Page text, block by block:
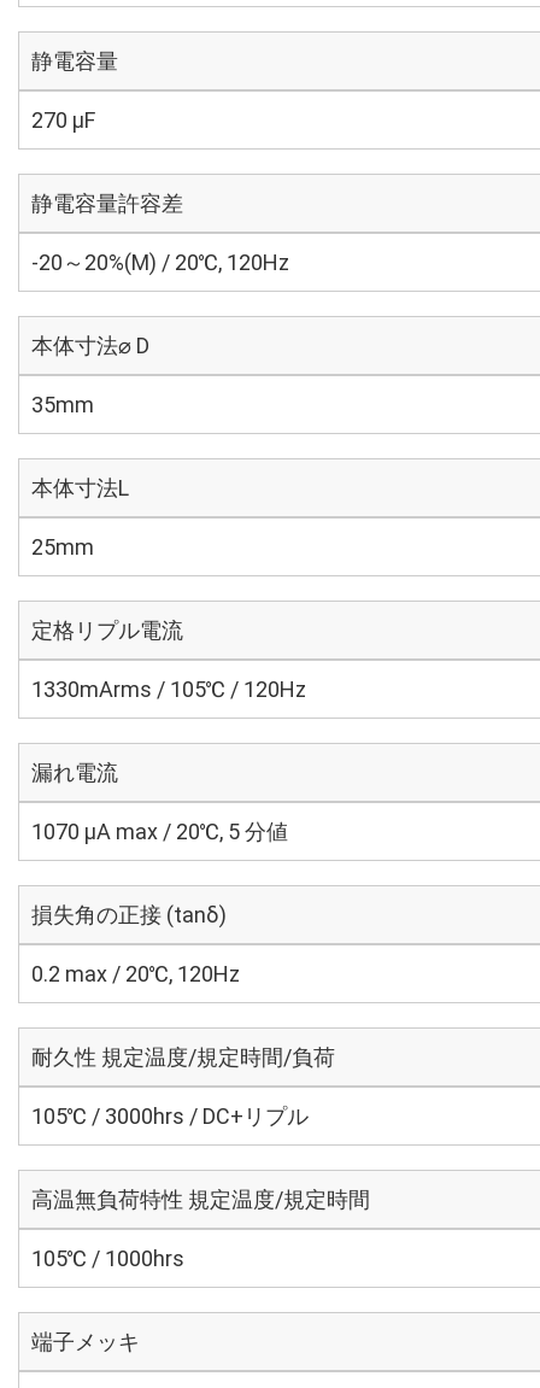
静電容量
270 µF
静電容量許容差
-20～20%(M) / 20℃, 120Hz
本体寸法⌀ D
35mm
本体寸法L
25mm
定格リプル電流
1330mArms / 105℃ / 120Hz
漏れ電流
1070 μA max / 20℃, 5 分値
損失角の正接 (tanδ)
0.2 max / 20℃, 120Hz
耐久性 規定温度/規定時間/負荷
105℃ / 3000hrs / DC+リプル
高温無負荷特性 規定温度/規定時間
105℃ / 1000hrs
端子メッキ